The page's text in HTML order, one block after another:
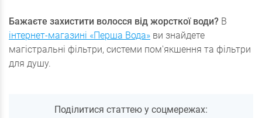
Бажаєте захистити волосся від жорсткої води? В
інтернет-магазині «Перша Вода» ви знайдете
магістральні фільтри, системи пом'якшення та фільтри
для душу.
Поділитися статтею у соцмережах: